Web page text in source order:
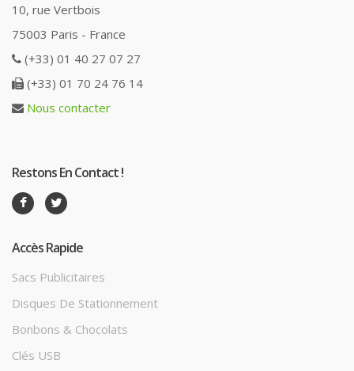
10, rue Vertbois
75003 Paris - France
(+33) 01 40 27 07 27
(+33) 01 70 24 76 14
Nous contacter
Restons En Contact !
Accès Rapide
Sacs Publicitaires
Disques De Stationnement
Bonbons & Chocolats
Clés USB